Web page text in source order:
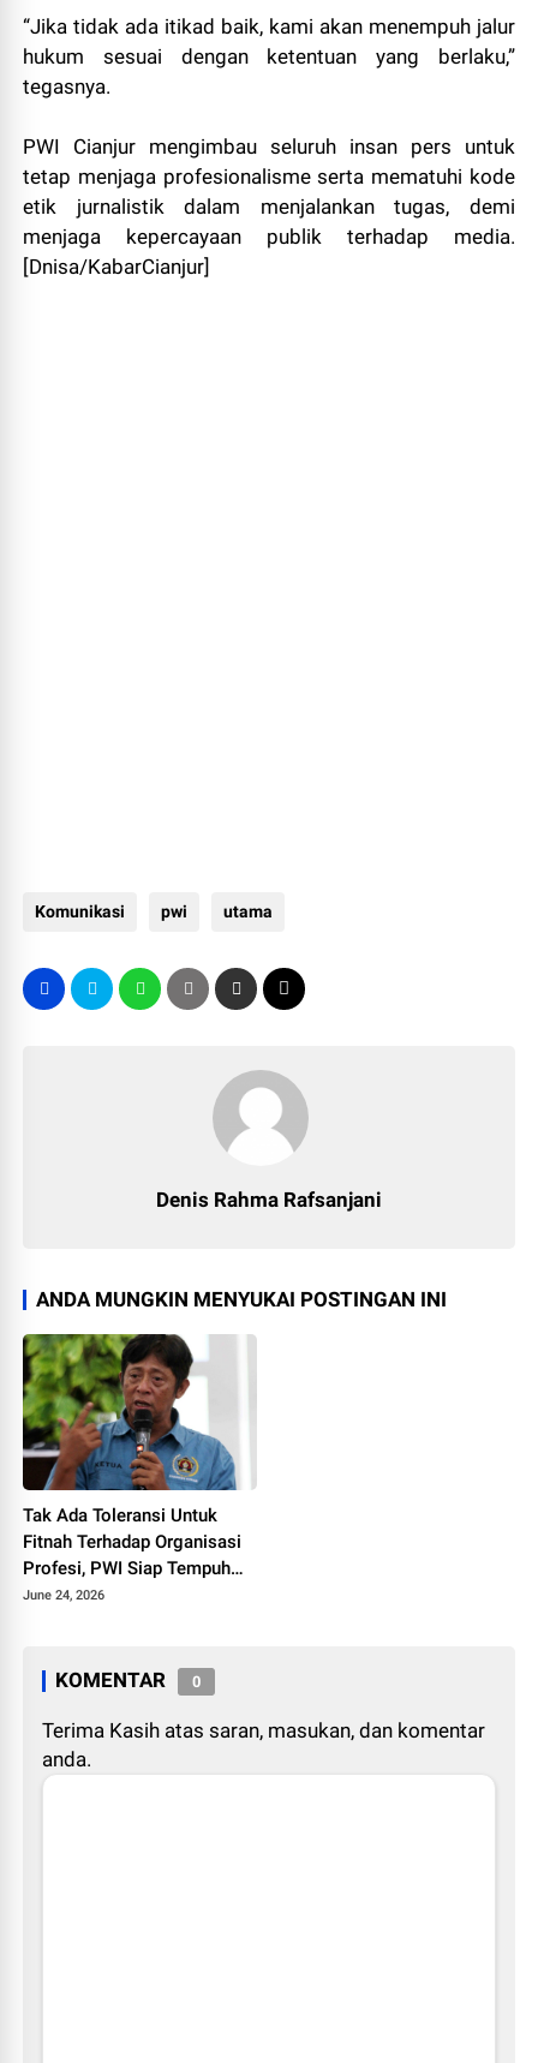
“Jika tidak ada itikad baik, kami akan menempuh jalur
hukum sesuai dengan ketentuan yang berlaku,”
tegasnya.
PWI Cianjur mengimbau seluruh insan pers untuk
tetap menjaga profesionalisme serta mematuhi kode
etik jurnalistik dalam menjalankan tugas, demi
menjaga kepercayaan publik terhadap media.
[Dnisa/KabarCianjur]
Komunikasi pwi utama
Denis Rahma Rafsanjani
ANDA MUNGKIN MENYUKAI POSTINGAN INI
Tak Ada Toleransi Untuk
Fitnah Terhadap Organisasi
Profesi, PWI Siap Tempuh
Jalur Hukum
June 24, 2026
KOMENTAR 0
Terima Kasih atas saran, masukan, dan komentar
anda.